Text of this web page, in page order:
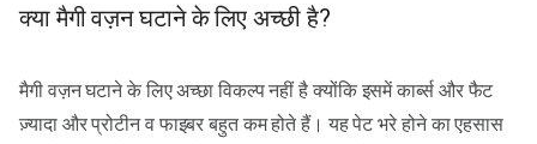
क्या मैगी वज़न घटाने के लिए अच्छी है?
मैगी वज़न घटाने के लिए अच्छा विकल्प नहीं है क्योंकि इसमें कार्ब्स और फैट
ज़्यादा और प्रोटीन व फाइबर बहुत कम होते हैं। यह पेट भरे होने का एहसास